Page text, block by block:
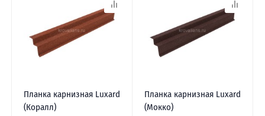
Планка карнизная Luxard
(Коралл)
Планка карнизная Luxard
(Мокко)